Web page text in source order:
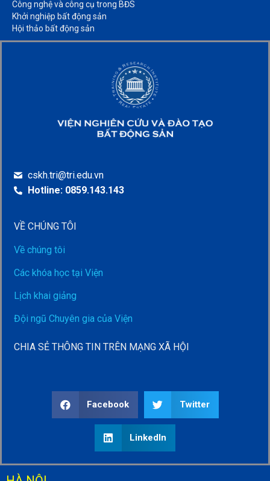
Công nghệ và công cụ trong BĐS​
Khởi nghiệp bất động sản​
Hội thảo bất động sản​
cskh.tri@tri.edu.vn
Hotline: 0859.143.143
VỀ CHÚNG TÔI
Về chúng tôi
Các khóa học tại Viện
Lịch khai giảng
Đội ngũ Chuyên gia của Viện
CHIA SẺ THÔNG TIN TRÊN MẠNG XÃ HỘI
Facebook Twitter
LinkedIn